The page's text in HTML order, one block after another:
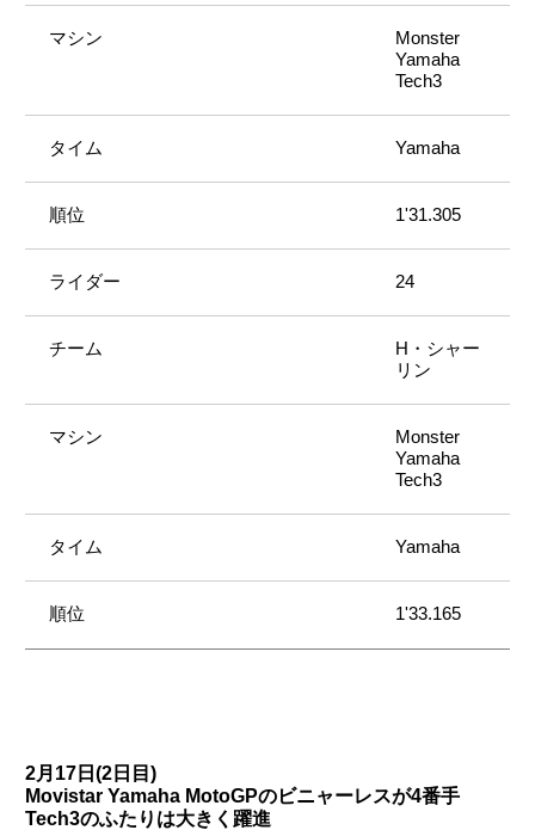
Monster
Yamaha
Tech3
Yamaha
1'31.305
24
H・シャー
リン
Monster
Yamaha
Tech3
Yamaha
1'33.165
2月17日(2日目)
Movistar Yamaha MotoGPのビニャーレスが4番手
Tech3のふたりは大きく躍進